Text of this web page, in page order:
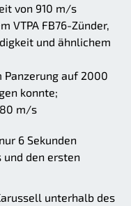
von 910 m/s
VTPA FB76-Zünder,
und ähnlichem
Panzerung auf 2000
konnte;
m/s
6 Sekunden
und den ersten
unterhalb des